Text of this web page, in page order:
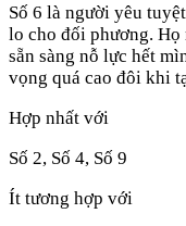
Số 6 là người yêu
lo cho đối phương. Họ
sẵn sàng nỗ lực hết
vọng quá cao đôi khi
Hợp nhất với
Số 2, Số 4, Số 9
Ít tương hợp với